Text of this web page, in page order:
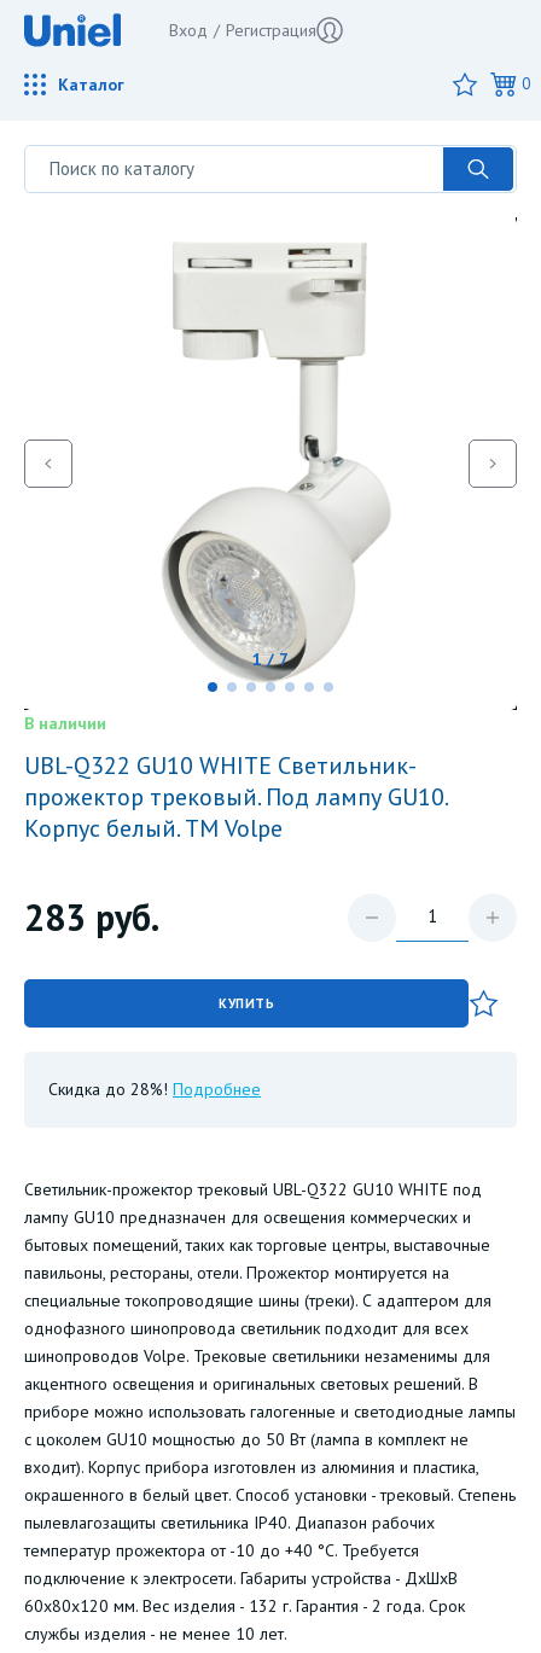
Вход / Регистрация
Каталог 0
1 / 7
В наличии
UBL-Q322 GU10 WHITE Светильник-
прожектор трековый. Под лампу GU10.
Корпус белый. ТМ Volpe
283 руб.
КУПИТЬ
Скидка до 28%! Подробнее
Светильник-прожектор трековый UBL-Q322 GU10 WHITE под
лампу GU10 предназначен для освещения коммерческих и
бытовых помещений, таких как торговые центры, выставочные
павильоны, рестораны, отели. Прожектор монтируется на
специальные токопроводящие шины (треки). С адаптером для
однофазного шинопровода светильник подходит для всех
шинопроводов Volpe. Трековые светильники незаменимы для
акцентного освещения и оригинальных световых решений. В
приборе можно использовать галогенные и светодиодные лампы
с цоколем GU10 мощностью до 50 Вт (лампа в комплект не
входит). Корпус прибора изготовлен из алюминия и пластика,
окрашенного в белый цвет. Способ установки - трековый. Степень
пылевлагозащиты светильника IP40. Диапазон рабочих
температур прожектора от -10 до +40 °С. Требуется
подключение к электросети. Габариты устройства - ДхШхВ
60х80х120 мм. Вес изделия - 132 г. Гарантия - 2 года. Срок
службы изделия - не менее 10 лет.